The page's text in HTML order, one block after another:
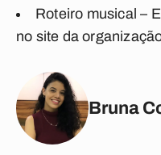
Roteiro musical –
no site da
Bruna